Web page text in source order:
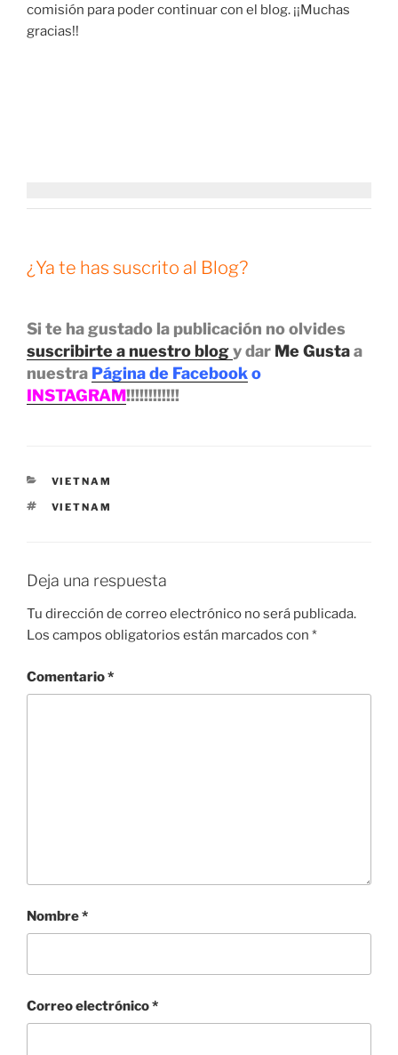
comisión para poder continuar con el blog. ¡¡Muchas
gracias!!
¿Ya te has suscrito al Blog?
Si te ha gustado la publicación no olvides
suscribirte a nuestro blogy dar Me Gustaa
nuestra Página de Facebooko
INSTAGRAM!!!!!!!!!!!!
CATEGORÍAS
VIETNAM
ETIQUETAS
VIETNAM
Deja una respuesta
Tu dirección de correo electrónico no será publicada.
Los campos obligatorios están marcados con *
Comentario*
Nombre*
Correo electrónico*